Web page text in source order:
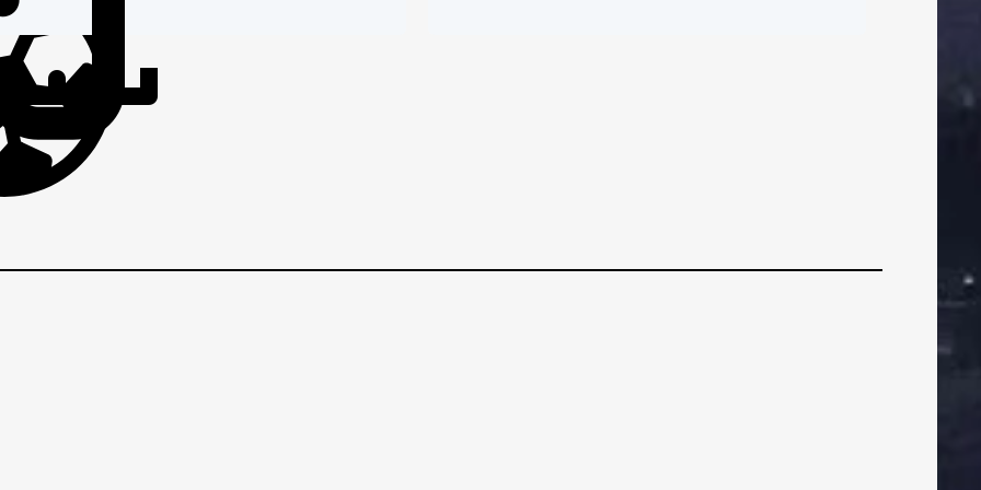
BRANIČI BRANIČI